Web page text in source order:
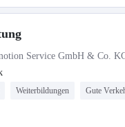
Service GmbH & Co.
Weiterbildungen Gute